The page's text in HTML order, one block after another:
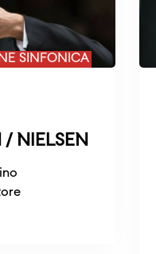
SINFONICA
/ NIELSEN